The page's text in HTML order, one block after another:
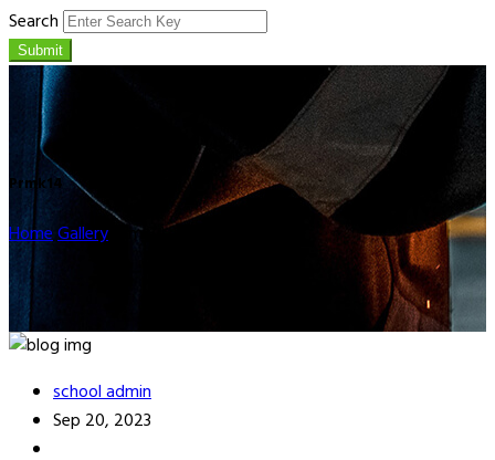
Search
Submit
Prmk14
HomeGallery prmk14
school admin
Sep 20, 2023